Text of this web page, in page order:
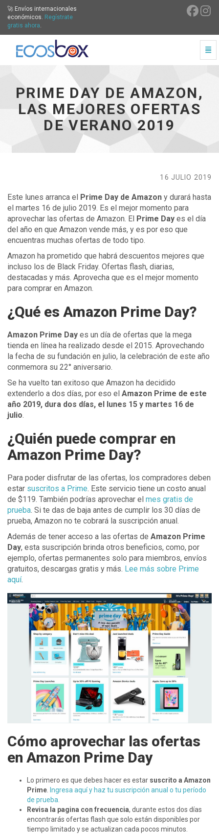
🚀 Envíos internacionales
económicos. Regístrate
gratis ahora.
Prime Day de Amazon, las mejores ofertas de verano
PRIME DAY DE AMAZON,
LAS MEJORES OFERTAS
DE VERANO 2019
16 JULIO 2019
Este lunes arranca el Prime Day de Amazon y durará hasta
el martes 16 de julio 2019. Es el mejor momento para
aprovechar las ofertas de Amazon. El Prime Day es el día
del año en que Amazon vende más, y es por eso que
encuentras muchas ofertas de todo tipo.
Amazon ha prometido que habrá descuentos mejores que
incluso los de Black Friday. Ofertas flash, diarias,
destacadas y más. Aprovecha que es el mejor momento
para comprar en Amazon.
¿Qué es Amazon Prime Day?
Amazon Prime Day es un día de ofertas que la mega
tienda en línea ha realizado desde el 2015. Aprovechando
la fecha de su fundación en julio, la celebración de este año
conmemora su 22° aniversario.
Se ha vuelto tan exitoso que Amazon ha decidido
extenderlo a dos días, por eso el Amazon Prime de este
año 2019, dura dos días, el lunes 15 y martes 16 de
julio.
¿Quién puede comprar en
Amazon Prime Day?
Para poder disfrutar de las ofertas, los compradores deben
estar suscritos a Prime. Este servicio tiene un costo anual
de $119. También podrías aprovechar el mes gratis de
prueba. Si te das de baja antes de cumplir los 30 días de
prueba, Amazon no te cobrará la suscripción anual.
Además de tener acceso a las ofertas de Amazon Prime
Day, esta suscripción brinda otros beneficios, como, por
ejemplo, ofertas permanentes solo para miembros, envíos
gratuitos, descargas gratis y más. Lee más sobre Prime
aquí.
Cómo aprovechar las ofertas
en Amazon Prime Day
Lo primero es que debes hacer es estar suscrito a Amazon
Prime. Ingresa aquí y haz tu suscripción anual o tu período
de prueba.
Revisa la pagina con frecuencia, durante estos dos días
encontrarás ofertas flash que solo están disponibles por
tiempo limitado y se actualizan cada pocos minutos.